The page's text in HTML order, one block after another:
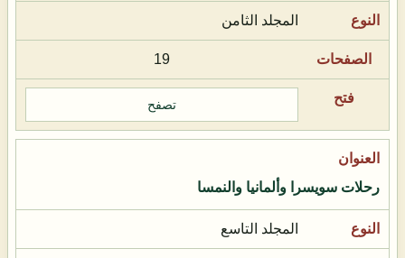
المجلد الثامن
19
تصفح
رحلات سويسرا وألمانيا والنمسا
المجلد التاسع